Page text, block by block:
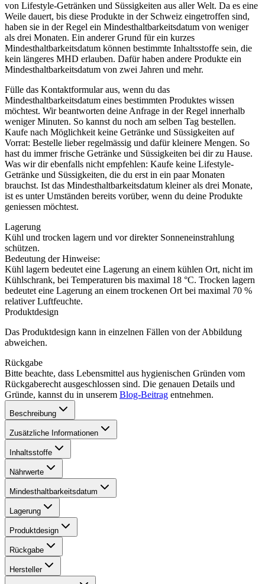
von Lifestyle-Getränken und Süssigkeiten aus aller Welt. Da es eine
Weile dauert, bis diese Produkte in der Schweiz eingetroffen sind,
haben sie in der Regel ein Mindesthaltbarkeitsdatum von weniger
als drei Monaten. Ein anderer Grund für ein kurzes
Mindesthaltbarkeitsdatum können bestimmte Inhaltsstoffe sein, die
kein längeres MHD erlauben. Dafür haben andere Produkte ein
Mindesthaltbarkeitsdatum von zwei Jahren und mehr.
Fülle das Kontaktformular aus, wenn du das
Mindesthaltbarkeitsdatum eines bestimmten Produktes wissen
möchtest. Wir beantworten deine Anfrage in der Regel innerhalb
weniger Minuten. So kannst du noch am selben Tag bestellen.
Kaufe nach Möglichkeit keine Getränke und Süssigkeiten auf
Vorrat: Bestelle lieber regelmässig und dafür kleinere Mengen. So
hast du immer frische Getränke und Süssigkeiten bei dir zu Hause.
Was wir dir ebenfalls nicht empfehlen: Kaufe keine Lifestyle-
Getränke und Süssigkeiten, die du erst in ein paar Monaten
brauchst. Ist das Mindesthaltbarkeitsdatum kleiner als drei Monate,
ist es unter Umständen bereits vorüber, wenn du deine Produkte
geniessen möchtest.
Lagerung
Kühl und trocken lagern und vor direkter Sonneneinstrahlung
schützen.
Bedeutung der Hinweise:
Kühl lagern bedeutet eine Lagerung an einem kühlen Ort, nicht im
Kühlschrank, bei Temperaturen bis maximal 18 °C. Trocken lagern
bedeutet eine Lagerung an einem trockenen Ort bei maximal 70 %
relativer Luftfeuchte.
Produktdesign
Das Produktdesign kann in einzelnen Fällen von der Abbildung
abweichen.
Rückgabe
Bitte beachte, dass Lebensmittel aus hygienischen Gründen vom
Rückgaberecht ausgeschlossen sind. Die genauen Details und
Gründe, kannst du in unserem Blog-Beitrag entnehmen.
Beschreibung
Zusätzliche Informationen
Inhaltsstoffe
Nährwerte
Mindesthaltbarkeitsdatum
Lagerung
Produktdesign
Rückgabe
Hersteller